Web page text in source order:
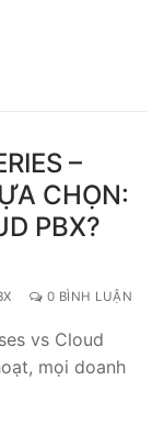
–
CHỌN:
PBX?
0 BÌNH LUẬN
vs Cloud
mọi doanh